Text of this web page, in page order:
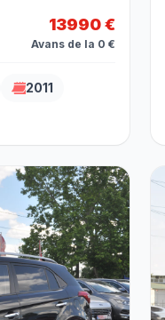
13990 €
Avans de la 0 €
2011